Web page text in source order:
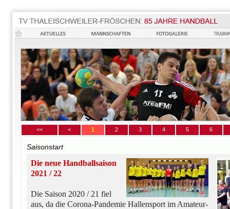
<< < 1 2 3 4 5 6
Saisonstart
Die neue Handballsaison
2021 / 22
Die Saison 2020 / 21 fiel
aus, da die Corona-Pandemie Hallensport im Amateur-